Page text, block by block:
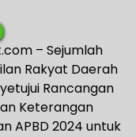
– Sejumlah
Rakyat Daerah
Rancangan
Keterangan
APBD 2024 untuk